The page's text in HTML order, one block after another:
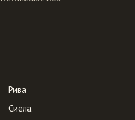
Рива
Сиела